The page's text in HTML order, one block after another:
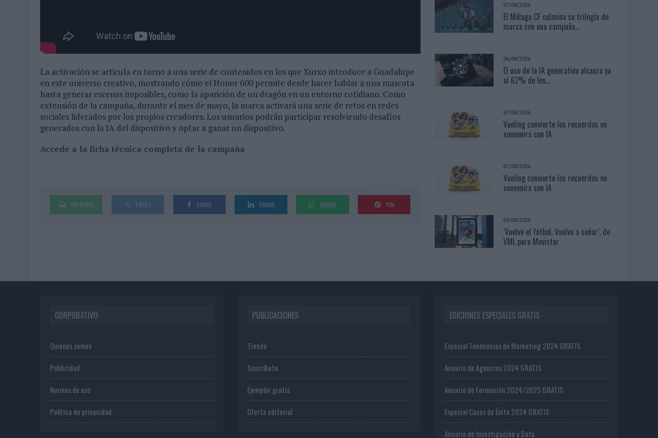
La activación se articula en torno a una serie de contenidos en los que Xurxo introduce a Guadalupe
en este universo creativo, mostrando cómo el Honor 600 permite desde hacer hablar a una mascota
hasta generar escenas imposibles, como la aparición de un dragón en un entorno cotidiano. Como
extensión de la campaña, durante el mes de mayo, la marca activará una serie de retos en redes
sociales liderados por los propios creadores. Los usuarios podrán participar resolviendo desafíos
generados con la IA del dispositivo y optar a ganar un dispositivo.
Accede a la ficha técnica completa de la campaña
IMPRIMIR TWEET SHARE SHARE ENVIAR PIN
07/08/2026
El Málaga CF culmina su trilogía de
marca con una campaña...
06/08/2026
El uso de la IA generativa alcanza ya
al 62% de los...
07/08/2026
Vueling convierte los recuerdos en
souvenirs con IA
07/08/2026
Vueling convierte los recuerdos en
souvenirs con IA
03/08/2026
‘Vuelve el fútbol. Vuelve a soñar’, de
VML para Movistar
CORPORATIVO
Quienes somos
Publicidad
Normas de uso
Política de privacidad
PUBLICACIONES
Tienda
Suscríbete
Ejemplar gratis
Oferta editorial
EDICIONES ESPECIALES GRATIS
Especial Tendencias de Marketing 2024 GRATIS
Anuario de Agencias 2024 GRATIS
Anuario de Formación 2024/2025 GRATIS
Especial Casos de Éxito 2024 GRATIS
Anuario de Investigación y Data